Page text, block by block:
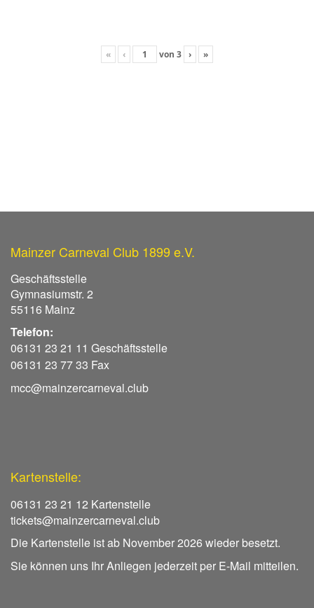
« ‹ von 3 › »
Mainzer Carneval Club 1899 e.V.
Geschäftsstelle
Gymnasiumstr. 2
55116 Mainz
Telefon:
06131 23 21 11 Geschäftsstelle
06131 23 77 33 Fax
mcc@mainzercarneval.club
Kartenstelle:
06131 23 21 12 Kartenstelle
tickets@mainzercarneval.club
Die Kartenstelle ist ab November 2026 wieder besetzt.
Sie können uns Ihr Anliegen jederzeit per E-Mail mitteilen.